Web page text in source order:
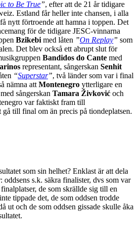
to Be True”, efter att de 21 år tidigare
Estland får heller inte chansen, i alla
nytt förtroende att hamna i toppen. Det
för de tidigare JESC-vinnarna
Bzikebi med låten ”On Replay” som
Det blev också ett abrupt slut för
Bandidos do Cante med
representant, sångerskan Senhit
“Superstar”, två länder som var i final
nämna att Montenegro ytterligare en
sångerskan Tamara Živković och
var faktiskt fram till
gå till final om än precis på tiondeplatsen.
som sin helhet? Enklast är att dela
s.k. säkra finalister, dvs som var
de som skrällde sig till en
tippade det, de som oddsen trodde
ut och de som oddsen gissade skulle åka